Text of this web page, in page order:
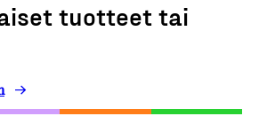
tuotteet tai